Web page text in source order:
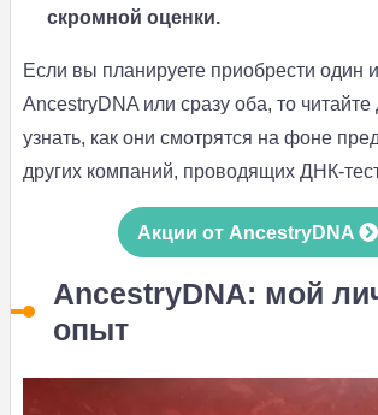
скромной оценки.
Если вы планируете приобрести один
AncestryDNA или сразу оба, то
узнать, как они смотрятся на фоне
других компаний, проводящих ДНК-
Акции от AncestryDNA
AncestryDNA: мой
опыт